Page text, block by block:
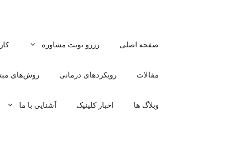
صفحه اصلی رزرو نوبت مشاوره
مقالات رویکردهای درمانی روش‌های
وبلاگ ها اخبار کلینیک آشنایی با ما